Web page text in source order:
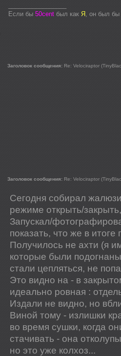
Если бы 50cent был как Я , он был бы
Заголовок сообщения: Re: Velociraptor
Заголовок сообщения: Re: Velociraptor
Сегодня собирал
режиме открыть/
Запускал/
показать, что же в итоге
Получилось не ахти (я
которые были
стали цепляться, не
Это видно на - в
идеально ровная :
Издали не видно, но
Виной тому - излишки
во время сушки, когда
стачивать - она
но это уже колхоз...